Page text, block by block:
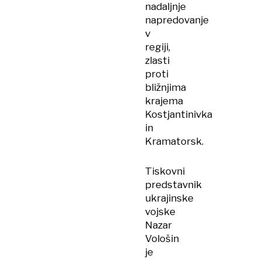
nadaljnje
napredovanje
v
regiji,
zlasti
proti
bližnjima
krajema
Kostjantinivka
in
Kramatorsk.
Tiskovni
predstavnik
ukrajinske
vojske
Nazar
Vološin
je